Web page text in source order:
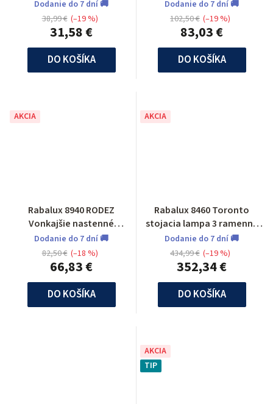
Dodanie do 7 dní 🚚
31,58 €
38,99 € (–19 %)
DO KOŠÍKA
Dodanie do 7 dní 🚚
83,03 €
102,50 € (–19 %)
DO KOŠÍKA
AKCIA
Rabalux 8940 RODEZ
Vonkajšie nastenné
svietidlo
Dodanie do 7 dní 🚚
66,83 €
82,50 € (–18 %)
DO KOŠÍKA
AKCIA
Rabalux 8460 Toronto
stojacia lampa 3 ramenna
vonkajšia
Dodanie do 7 dní 🚚
352,34 €
434,99 € (–19 %)
DO KOŠÍKA
AKCIA
TIP